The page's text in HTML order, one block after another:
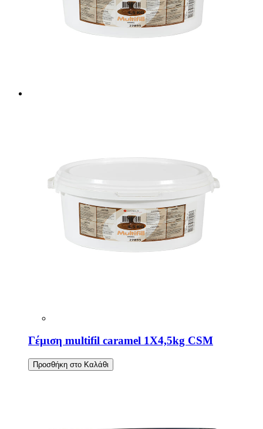
Γέμιση multifil caramel 1X4,5kg CSM
Προσθήκη στο Καλάθι